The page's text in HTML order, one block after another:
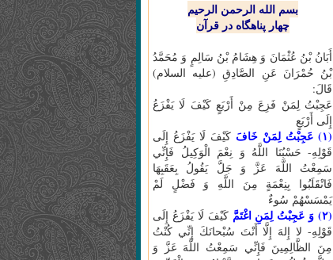
بسم الله الرحمن الرحیم
چهار پناهگاه در قرآن
أَبَانُ بْنُ عُثْمَانَ وَ هِشَامُ بْنُ سَالِمٍ وَ مُحَمَّدُ
بْنُ حُمْرَانَ عَنِ الصَّادِقِ (علیه السلام)
قَالَ:
عَجِبْتُ لِمَنْ فَزِعَ مِنْ أَرْبَعٍ كَيْفَ لَا يَفْزَعُ
إِلَى أَرْبَعٍ
(۱) عَجِبْتُ لِمَنْ خَافَ
كَيْفَ لَا يَفْزَعُ إِلَى
قَوْلِهِ- حَسْبُنَا اللَّهُ وَ نِعْمَ الْوَكِيلُ فَإِنِّي
سَمِعْتُ اللَّهَ عَزَّ وَ جَلَّ يَقُولُ بِعَقَبِهَا
فَانْقَلَبُوا بِنِعْمَةٍ مِنَ اللَّهِ وَ فَضْلٍ لَمْ
يَمْسَسْهُمْ سُوءٌ
(۲) وَ عَجِبْتُ لِمَنِ اغْتَمَّ
كَيْفَ لَا يَفْزَعُ إِلَى
قَوْلِهِ- لا إِلهَ إِلَّا أَنْتَ سُبْحانَكَ إِنِّي كُنْتُ
مِنَ الظَّالِمِينَ فَإِنِّي سَمِعْتُ اللَّهَ عَزَّ وَ